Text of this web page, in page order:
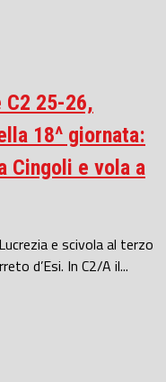
C2 25-26,
18^ giornata:
Cingoli e vola a
e scivola al terzo
d’Esi. In C2/A il...